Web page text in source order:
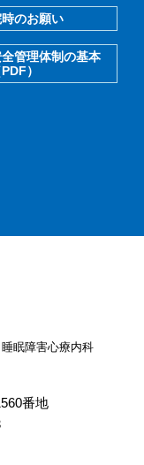
のお願い
管理体制の基本
）
睡眠障害心療内科
番地